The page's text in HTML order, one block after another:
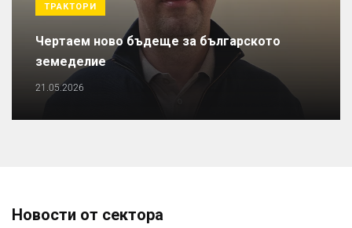
ТРАКТОРИ
Чертаем ново бъдеще за българското
земеделие
21.05.2026
Новости от сектора